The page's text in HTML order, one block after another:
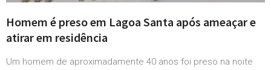
Homem é preso em Lagoa Santa após ameaçar e
atirar em residência
Um homem de aproximadamente 40 anos foi preso na noite